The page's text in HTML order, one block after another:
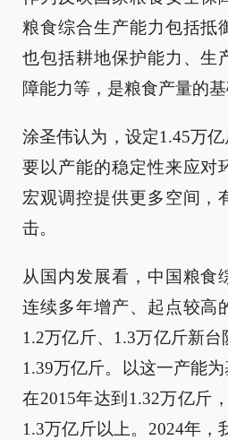
粮食综合生产能力包括抵
也包括耕地保护能力、生
障能力等，是粮食产量的基
涂圣伟认为，设定1.45万
要以产能的稳定性来应对
宏观调控提供更多空间，
击。
从国内发展看，中国粮食
连续多年增产、起点较高
1.2万亿斤、1.3万亿斤新台
1.39万亿斤。以这一产能
在2015年达到1.32万亿斤
1.3万亿斤以上。2024年，